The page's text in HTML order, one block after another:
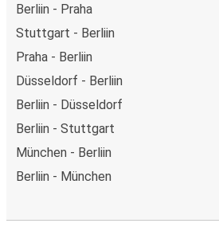
Berliin - Praha
Stuttgart - Berliin
Praha - Berliin
Düsseldorf - Berliin
Berliin - Düsseldorf
Berliin - Stuttgart
München - Berliin
Berliin - München